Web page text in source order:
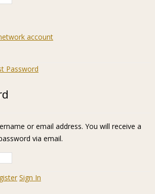
account
Password
or email address. You will receive a
via email.
Sign In